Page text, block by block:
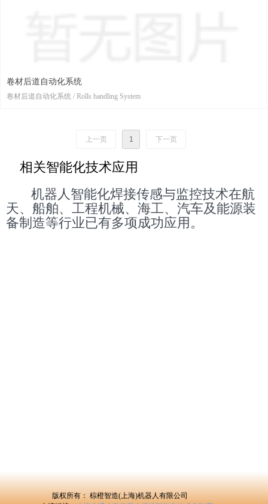
相关智能化技术应用
卷材后道自动化系统
卷材后道自动化系统 / Rolls handling System
上一页 1 下一页
机器人智能化焊接传感与监控技术在航
天、船舶、工程机械、海工、汽车及能源装
备制造等行业已有多项成功应用。
版权所有： 棕橙智造(上海)机器人有限公司